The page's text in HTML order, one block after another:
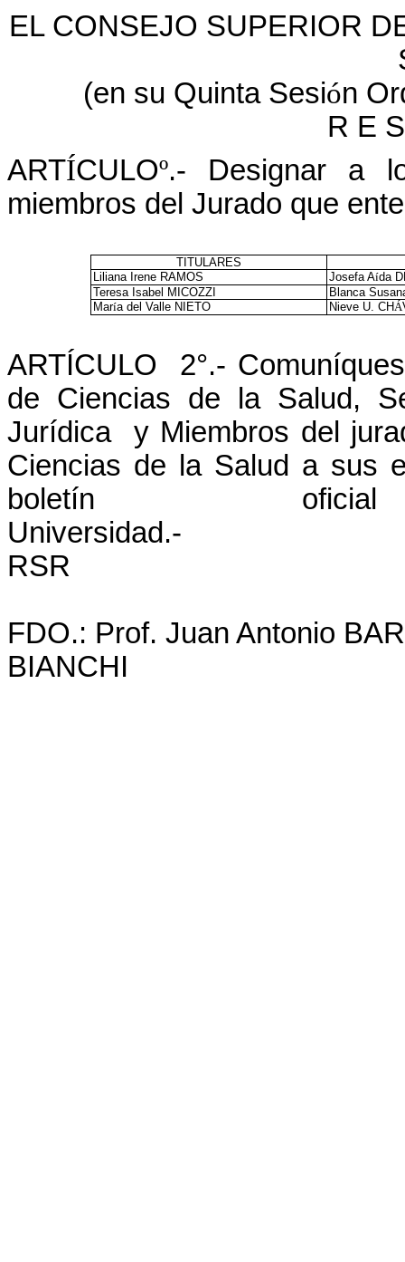
EL CONSEJO SUPERIOR
(en su Quinta Sesión
R E
ARTÍCULOº.- Designar a
miembros del Jurado que
TITULARES
Liliana Irene RAMOS
Josefa Aída
Teresa Isabel MICOZZI
Blanca
María del Valle NIETO Nieve U. CHÁ
ARTÍCULO
2°.-
de Ciencias de la Salud,
Jurídica
y Miembros del
Ciencias de la Salud a sus
boletín
Universidad.-
RSR
FDO.: Prof. Juan Antonio
BIANCHI